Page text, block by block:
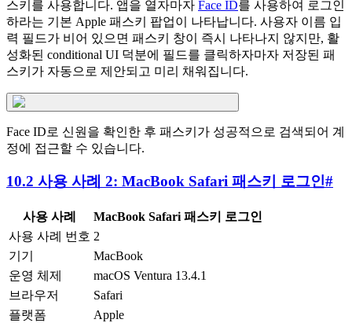
스키를 사용합니다. 앱을 열자마자 Face ID를 사용하여 로그인
하라는 기본 Apple 패스키 팝업이 나타납니다. 사용자 이름 입
력 필드가 비어 있으면 패스키 창이 즉시 나타나지 않지만, 활
성화된 conditional UI 덕분에 필드를 클릭하자마자 저장된 패
스키가 자동으로 제안되고 미리 채워집니다.
Face ID로 신원을 확인한 후 패스키가 성공적으로 검색되어 계
정에 접근할 수 있습니다.
10.2 사용 사례 2: MacBook Safari 패스키 로그인#
사용 사례
MacBook Safari 패스키 로그인
사용 사례 번호 2
기기
MacBook
운영 체제
macOS Ventura 13.4.1
브라우저
Safari
플랫폼
Apple